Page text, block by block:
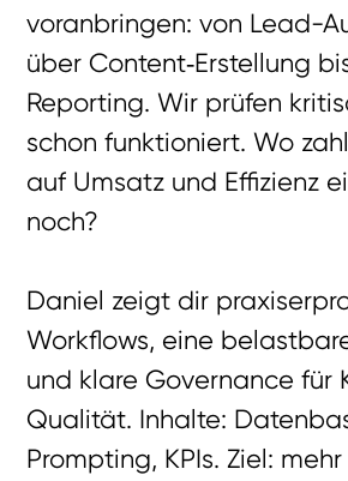
voranbringen: von Lead-
über Content‑Erstellung
Reporting. Wir prüfen
schon funktioniert. Wo
auf Umsatz und Effizienz
noch?
Daniel zeigt dir
Workflows, eine
und klare Governance für
Qualität. Inhalte:
Prompting, KPIs. Ziel: